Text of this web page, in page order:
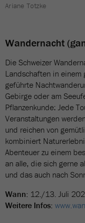
Ariane Totzke
Wandernacht
Die Schweizer
Landschaften in einem
geführte
Gebirge oder am
Pflanzenkunde: Jede
Veranstaltungen
und reichen von
kombiniert
Abenteuer zu einem
an alle, die sich gerne
und das auch nach
Wann: 12./13. Juli
Weitere Infos: